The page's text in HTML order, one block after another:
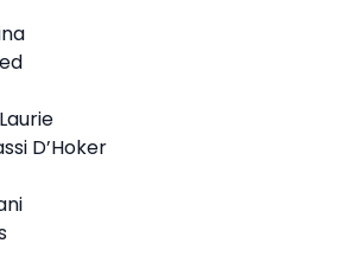
D’Hoker